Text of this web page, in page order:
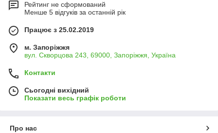
Рейтинг не сформований
Менше 5 відгуків за останній рік
Працює з 25.02.2019
м. Запоріжжя
вул. Скворцова 243, 69000, Запоріжжя, Україна
Контакти
Сьогодні вихідний
Показати весь графік роботи
Про нас